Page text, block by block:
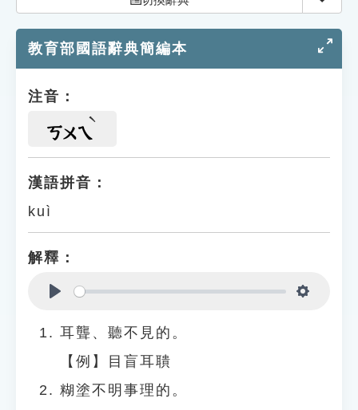
教育部國語辭典簡編本
注音：
ㄎㄨㄟ
漢語拼音：
kuì
解釋：
耳聾、聽不見的。
【例】目盲耳聵
糊塗不明事理的。